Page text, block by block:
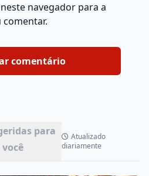
navegador para a
comentar.
para
você
Atualizado
diariamente